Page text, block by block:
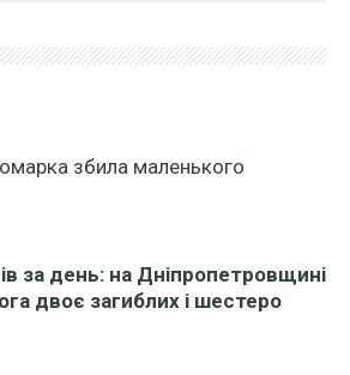
збила маленького
за день: на Дніпропетровщині
двоє загиблих і шестеро